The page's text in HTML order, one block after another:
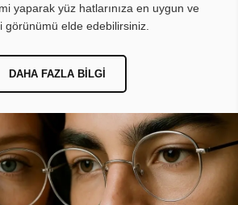
yaparak yüz hatlarınıza en uygun ve
görünümü elde edebilirsiniz.
DAHA FAZLA BILGI